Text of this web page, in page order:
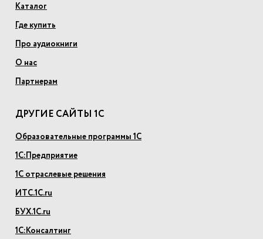
Каталог
Где купить
Про аудиокниги
О нас
Партнерам
ДРУГИЕ САЙТЫ 1С
Образовательные программы 1С
1С:Предприятие
1С отраслевые решения
ИТС.1С.ru
БУХ.1С.ru
1С:Консалтинг